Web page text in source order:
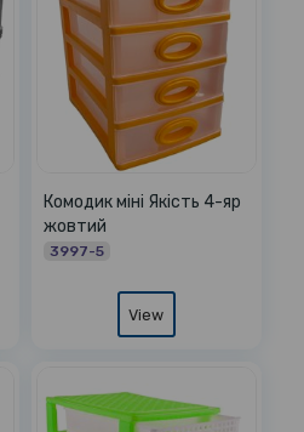
Комодик міні Якість 4-яр
жовтий
3997-5
View